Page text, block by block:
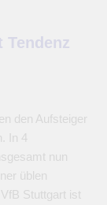
Tendenz
den Aufsteiger
In 4
nun
üblen
Stuttgart ist